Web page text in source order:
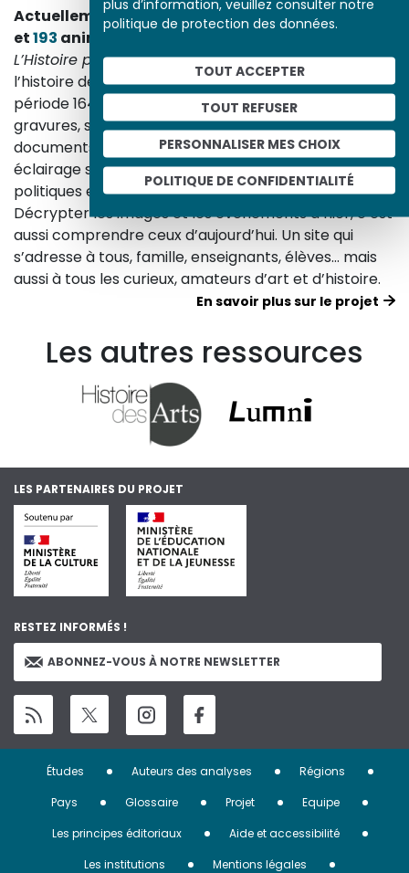
plus d’information, veuillez consulter notre
politique de protection des données.
TOUT ACCEPTER
TOUT REFUSER
PERSONNALISER MES CHOIX
POLITIQUE DE CONFIDENTIALITÉ
Actuellement en ligne3153œuvres,1748études
et193 animations.
L’Histoire par l’imageexplore les événements de
l’histoire de France et les évolutions majeures de la
période 1643-1945. À travers des peintures, dessins,
gravures, sculptures, photographies, affiches,
documents d’archives, nos études proposent un
éclairage sur les réalités sociales, économiques,
politiques et culturelles d’une époque.
Décrypter les images et les événements d’hier, c’est
aussi comprendre ceux d’aujourd’hui. Un site qui
s’adresse à tous, famille, enseignants, élèves… mais
aussi à tous les curieux, amateurs d’art et d’histoire.
En savoir plus sur le projet
Les autres ressources
LES PARTENAIRES DU PROJET
RESTEZ INFORMÉS !
ABONNEZ-VOUS À NOTRE NEWSLETTER
Menu
Pied
Études Auteurs des analyses
Régions
Pays
Glossaire Projet
Equipe
Les principes éditoriaux
Aide et accessibilité
Les institutions
Mentions légales